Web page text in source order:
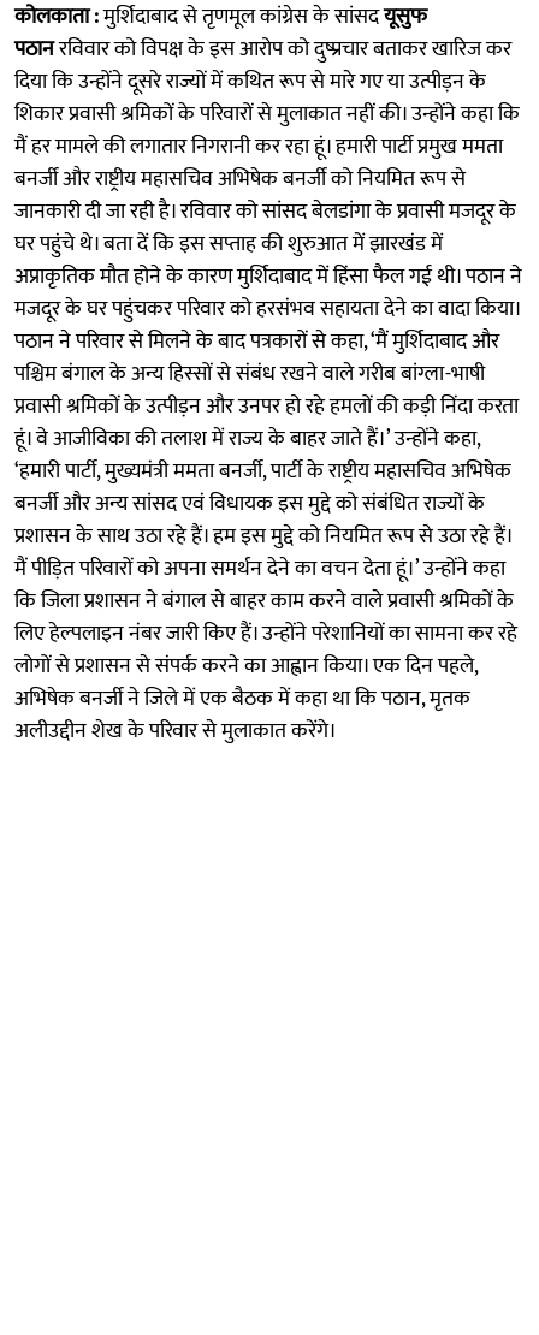
कोलकाता :मुर्शिदाबाद से तृणमूल कांग्रेस के सांसदयूसुफ
पठानरविवार को विपक्ष के इस आरोप को दुष्प्रचार बताकर खारिज कर
दिया कि उन्होंने दूसरे राज्यों में कथित रूप से मारे गए या उत्पीड़न के
शिकार प्रवासी श्रमिकों के परिवारों से मुलाकात नहीं की। उन्होंने कहा कि
मैं हर मामले की लगातार निगरानी कर रहा हूं। हमारी पार्टी प्रमुख ममता
बनर्जी और राष्ट्रीय महासचिव अभिषेक बनर्जी को नियमित रूप से
जानकारी दी जा रही है। रविवार को सांसद बेलडांगा के प्रवासी मजदूर के
घर पहुंचे थे। बता दें कि इस सप्ताह की शुरुआत में झारखंड में
अप्राकृतिक मौत होने के कारण मुर्शिदाबाद में हिंसा फैल गई थी। पठान ने
मजदूर के घर पहुंचकर परिवार को हरसंभव सहायता देने का वादा किया।
पठान ने परिवार से मिलने के बाद पत्रकारों से कहा, ‘मैं मुर्शिदाबाद और
पश्चिम बंगाल के अन्य हिस्सों से संबंध रखने वाले गरीब बांग्ला-भाषी
प्रवासी श्रमिकों के उत्पीड़न और उनपर हो रहे हमलों की कड़ी निंदा करता
हूं। वे आजीविका की तलाश में राज्य के बाहर जाते हैं।’ उन्होंने कहा,
‘हमारी पार्टी, मुख्यमंत्री ममता बनर्जी, पार्टी के राष्ट्रीय महासचिव अभिषेक
बनर्जी और अन्य सांसद एवं विधायक इस मुद्दे को संबंधित राज्यों के
प्रशासन के साथ उठा रहे हैं। हम इस मुद्दे को नियमित रूप से उठा रहे हैं।
मैं पीड़ित परिवारों को अपना समर्थन देने का वचन देता हूं।’ उन्होंने कहा
कि जिला प्रशासन ने बंगाल से बाहर काम करने वाले प्रवासी श्रमिकों के
लिए हेल्पलाइन नंबर जारी किए हैं। उन्होंने परेशानियों का सामना कर रहे
लोगों से प्रशासन से संपर्क करने का आह्वान किया। एक दिन पहले,
अभिषेक बनर्जी ने जिले में एक बैठक में कहा था कि पठान, मृतक
अलीउद्दीन शेख के परिवार से मुलाकात करेंगे।